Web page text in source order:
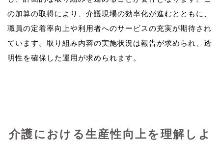
の加算の取得により、介護現場の効率化が進むとともに、
職員の定着率向上や利用者へのサービスの充実が期待され
ています。取り組み内容の実施状況は報告が求められ、透
介護における生産性向上を理解しよ